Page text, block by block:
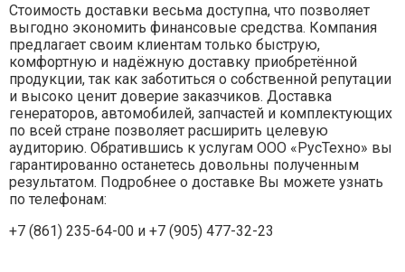
Стоимость доставки весьма доступна, что позволяет
выгодно экономить финансовые средства. Компания
предлагает своим клиентам только быструю,
комфортную и надёжную доставку приобретённой
продукции, так как заботиться о собственной репутации
и высоко ценит доверие заказчиков. Доставка
генераторов, автомобилей, запчастей и комплектующих
по всей стране позволяет расширить целевую
аудиторию. Обратившись к услугам ООО «РусТехно» вы
гарантированно останетесь довольны полученным
результатом. Подробнее о доставке Вы можете узнать
по телефонам:
+7 (861) 235-64-00 и +7 (905) 477-32-23